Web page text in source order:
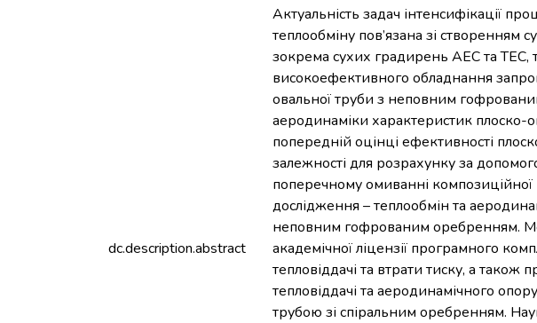
dc.description.abstract
Актуальність задач інтенсифікації
теплообміну пов’язана зі створенням
зокрема сухих градирень АЕС та ТЕС,
високоефективного обладнання
овальної труби з неповним
аеродинаміки характеристик
попередній оцінці ефективності
залежності для розрахунку за
поперечному омиванні
дослідження – теплообмін та
неповним гофрованим оребренням.
академічної ліцензії програмного
тепловіддачі та втрати тиску, а
тепловіддачі та аеродинамічного
трубою зі спіральним оребренням.